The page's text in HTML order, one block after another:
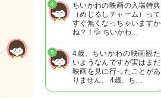
ちいかわの映画の入場特典
（めじるしチャーム）って
すぐ無くなっちゃいますか
ね？！💦 ちいかわ…
4
4歳、ちいかわの映画観た
いようなんですが実はまだ
映画を見に行ったことがあ
りません。 4歳、ち…
5